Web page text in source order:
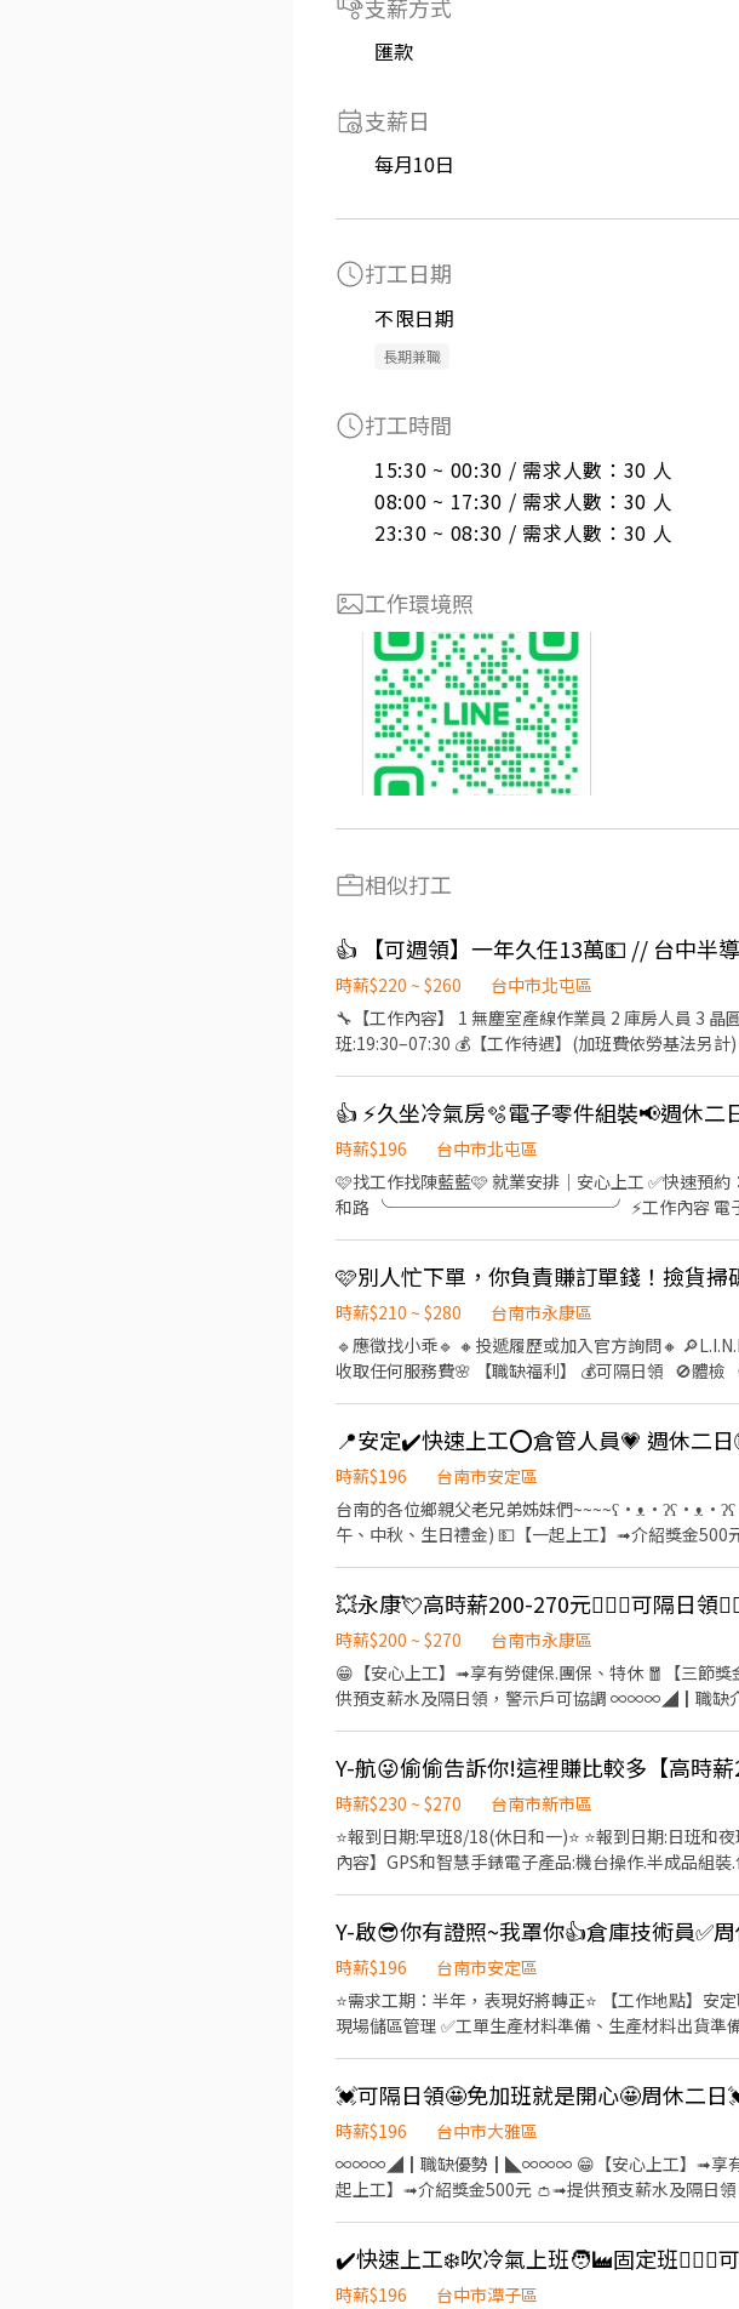
支薪方式
匯款
支薪日
每月10日
打工日期
不限日期
長期兼職
打工時間
15:30 ~ 00:30 / 需求人數：30 人
08:00 ~ 17:30 / 需求人數：30 人
23:30 ~ 08:30 / 需求人數：30 人
工作環境照
相似打工
👍 【可週領】一年久任13萬💵 // 台中半
時薪$220 ~ $260
台中市北屯區
🔧【工作內容】 1 無塵室產線作業員 2 庫房人員 3
班:19:30–07:30 💰【工作待遇】(加班費依勞基法另
車。 -【廠區地點】-台中市后里區三豐路四段 --------------------⬇️應徵方式⬇️------------------------- 📩 【火速卡位應徵流
程】 ➊ 點擊填寫廠商制式履歷（1分鐘完成，快速安
核，敏感欄位（身分證/詳細地址）錄取前皆可先不填！ ➋加入留言
導體大廠」💥
👍 ⚡久坐冷氣房🫧電子零件組裝📢週休二
時薪$196
台中市北屯區
🩷找工作找陳藍藍🩷 就業安排｜安心上工 ✅快速預約：https://lin.ee/UhImTD9
和路 ╰─────────────╯ ⚡工作內容 電子產品檢驗、組裝、包裝 ⚡工作時間/薪資 ➊ 日班：08:00-17:10 薪資：
13:00~21:30 小夜班培育獎金第一個月：$2000、第
個月：$6000、第三個月：$8000 📌配合加班誤餐費平日80元、假日100元 =====⭐完善福
日、見紅休 ✅享勞健保、勞退、團保、特休 ✅固定
友上班一位獎金$500無上限 ✅免費汽機車位 ✅可預
個月$3000 ⭐加班慰勞獎金$2000/$4000 ╭────⚡應徵方式⚡────╮ 聯絡 陳小姐✨ 預約面試： 應徵預約請點選加入➡️
https://lin.ee/UhImTD9 • 📞 電話： 0911-563-
時薪$210 ~ $280
台南市永康區
🔹應徵找小乖🔹 🔸投遞履歷或加入官方詢問🔸
收取任何服務費🌸 【職缺福利】 💰可隔日領 🚫體檢 🚫免學歷 👉介紹獎金 👉三節獎金 👉堆高機津貼 👉不定時檔期津貼 【 工
08:00 時薪265元 --------------------------------------------------- 【 工作地點 】: 📢台南安南區新吉一路 【 工作內容 】:商品檢
時薪$196
台南市安定區
台南的各位鄉親父老兄弟姊妹們~~~~ʕ•ᴥ•ʔʕ•ᴥ•ʔʕ•ᴥ•ʔ 😁【安心上工】➟享有勞健保.團保、特休 🧧【三
午、中秋、生日禮金) 💵【一起上工】➟介紹獎金500元 👛➟提供預支
資說明:31,000元/月 夜班20:00~05:10💰薪資說明:31,000元/月，夜班津貼8,000
∞∞∞◢┃詢問預約┃◣∞∞∞ ✅服務專員➠文文小姐 ✅
➠https://lin.ee/RDrxb6W
時薪$200 ~ $270
台南市永康區
😁【安心上工】➟享有勞健保.團保、特休 🧧【三節
供預支薪水及隔日領，警示戶可協調 ∞∞∞◢┃職缺介紹┃◣∞∞∞ 📍工作地點:台南市永康區蔦松三街.號 💼工作內容: 進出貨
元，檔期津貼25元/時 ⭐長期夜十 22:00-07:00，休息一小時，時薪230元，檔期津貼40元/時 ⭐長期夜十二短 00:00-04:00，時薪
230元，檔期津貼40元/時 ∞∞∞◢┃詢問預約┃◣∞∞∞ ✅服務專員➠文文小姐 ✅手機➠0932-733-893
✅L.I.N.E.➠@826jcnfy(要加@唷) ✅【快速加入】
時薪$230 ~ $270
台南市新市區
⭐️報到日期:早班8/18(休日和一)⭐️ ⭐️報到日期:日班
內容】GPS和智慧手錶電子產品:機台操作.半成品組
履歷➡快速接洽面試 - ╔~~♥~~♥⭐️【 應徵方式
詢問:@927wcdri 陳嘉嘉 ➡️火速找嘉嘉 https://
Y-啟😎你有證照~我罩你👍倉庫技術員✅
時薪$196
台南市安定區
⭐️需求工期：半年，表現好將轉正⭐️ 【工作地點】安
現場儲區管理 ✅工單生產材料準備、生產材料出貨準
加班四小時以上，補助加班餐費60元/天；餐費自付
✅【交通車】提供免費市區線交通車 - ❤️請先按 【
⭐️~~♥~~♥~~╗ ↓↓找嘉嘉 工作攏低嘉↓↓ ☎️連絡電
https://lin.ee/Y30dLdb ╚~~♥~~♥~~⭐️【 快速找工
時薪$196
台中市大雅區
∞∞∞◢┃職缺優勢┃◣∞∞∞ 😁【安心上工】➟享有勞
起上工】➟介紹獎金500元 👛➟提供預支薪水及隔日領，警示戶可協調 ∞∞∞◢┃職缺介紹
班:19:30 ~04:00 (無供餐，改給誤餐費一天70元，須滿6H) (休息23:30–00:00) ⭐️早班薪
夜班津貼 300元/天 ∞∞∞◢┃詢問預約┃◣∞∞∞ ✅服務專員➠文文小姐 ✅手機➠0932-733-893 ✅L.I.N.E.➠@826jcnfy(要加@
時薪$196
台中市潭子區